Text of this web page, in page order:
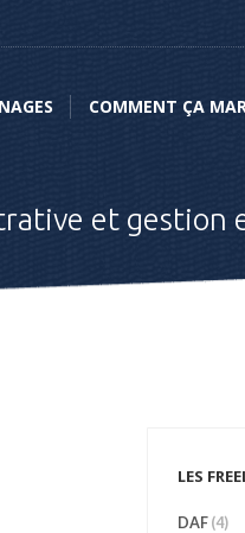
COMMENT ÇA
et gestion
LES
DAF (4)
COMMENT ÇA